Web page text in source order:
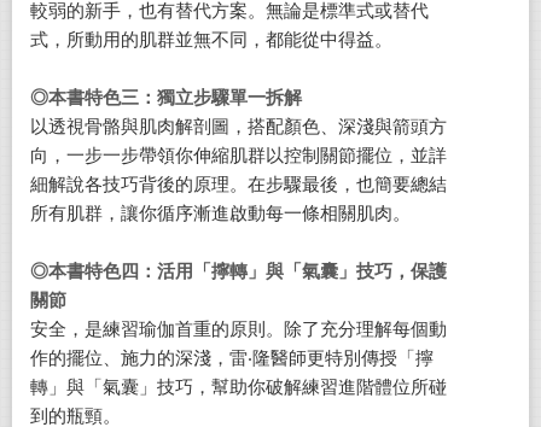
較弱的新手，也有替代方案。無論是標準式或替代
式，所動用的肌群並無不同，都能從中得益。
◎本書特色三：獨立步驟單一拆解
以透視骨骼與肌肉解剖圖，搭配顏色、深淺與箭頭方
向，一步一步帶領你伸縮肌群以控制關節擺位，並詳
細解說各技巧背後的原理。在步驟最後，也簡要總結
所有肌群，讓你循序漸進啟動每一條相關肌肉。
◎本書特色四：活用「擰轉」與「氣囊」技巧，保護
關節
安全，是練習瑜伽首重的原則。除了充分理解每個動
作的擺位、施力的深淺，雷‧隆醫師更特別傳授「擰
轉」與「氣囊」技巧，幫助你破解練習進階體位所碰
到的瓶頸。